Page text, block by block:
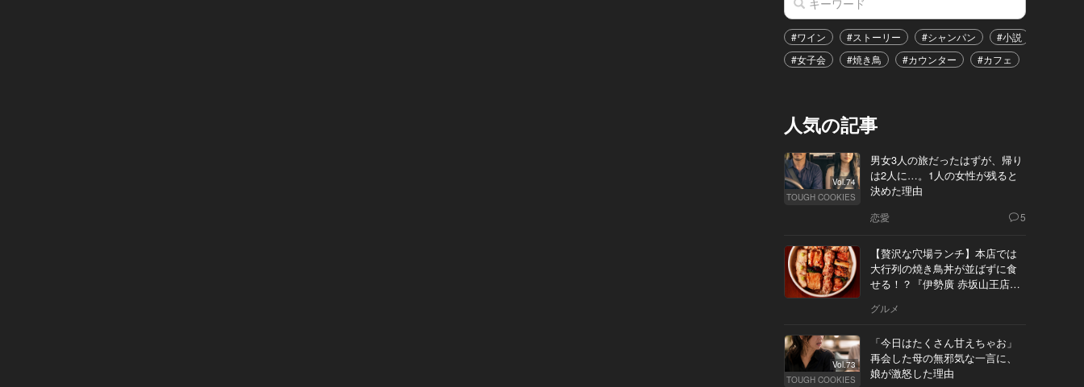
#ワイン #ストーリー #シャンパン #小説
#女子会
#焼き鳥 #カウンター #カフェ
人気の記事
Vol.74
TOUGH COOKIES
男女3人の旅だったはずが、帰り
は2人に…。1人の女性が残ると
決めた理由
恋愛 5
【贅沢な穴場ランチ】本店では
大行列の焼き鳥丼が並ばずに食
せる！？『伊勢廣 赤坂山王店』
グルメ
Vol.73
TOUGH COOKIES
「今日はたくさん甘えちゃお」
再会した母の無邪気な一言に、
娘が激怒した理由